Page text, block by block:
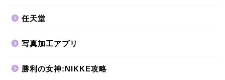
任天堂
写真加工アプリ
勝利の女神:NIKKE攻略